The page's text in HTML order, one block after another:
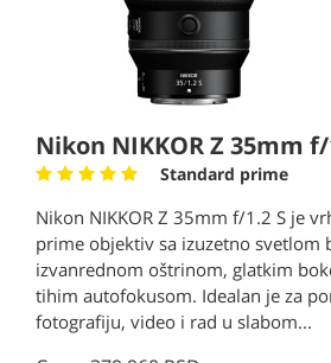
Nikon NIKKOR Z 35mm f/
Standard prime
Nikon NIKKOR Z 35mm f/1.2 S je
prime objektiv sa izuzetno svetlom
izvanrednom oštrinom, glatkim
tihim autofokusom. Idealan je za
fotografiju, video i rad u slabom...